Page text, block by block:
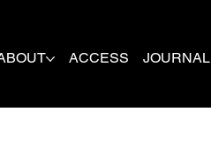
ACCESS JOURNAL